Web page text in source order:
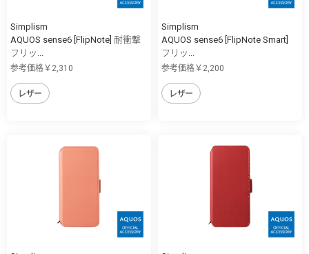
Simplism
AQUOS sense6 [FlipNote] 耐衝撃
フリッ...
参考価格￥2,310
レザー
Simplism
AQUOS sense6 [FlipNote Smart]
フリッ...
参考価格￥2,200
レザー